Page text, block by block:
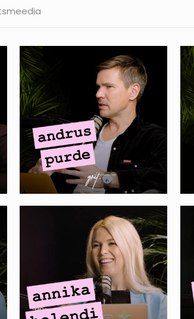
MINI-PODCAST I
Andrus Purde –B2B
turunduse
mõõtmine
ANNIKA HELENDI. AI
kasutamine
turunduses